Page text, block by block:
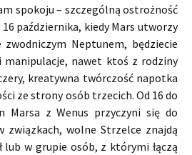
spokoju – szczególną ostrożność
października, kiedy Mars utworzy
Neptunem, będziecie
manipulacje, nawet ktoś z rodziny
kreatywna twórczość napotka
ze strony osób trzecich. Od 16 do
Marsa z Wenus przyczyni się do
związkach, wolne Strzelce znajdą
lub w grupie osób, z którymi łączą